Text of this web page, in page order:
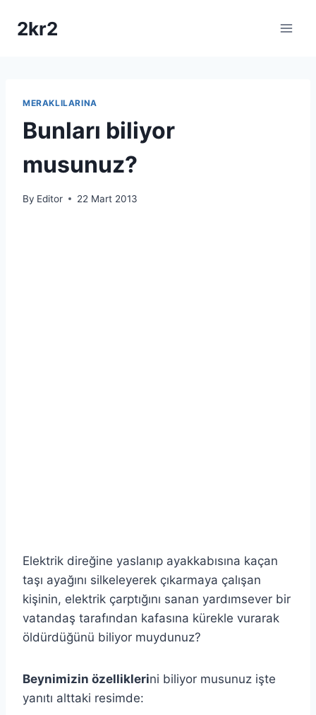
2kr2
MERAKLILARINA
Bunları biliyor
musunuz?
By Editor 22 Mart 2013
Elektrik direğine yaslanıp ayakkabısına kaçan
taşı ayağını silkeleyerek çıkarmaya çalışan
kişinin, elektrik çarptığını sanan yardımsever bir
vatandaş tarafından kafasına kürekle vurarak
öldürdüğünü biliyor muydunuz?
Beynimizin özelliklerini biliyor musunuz işte
yanıtı alttaki resimde: